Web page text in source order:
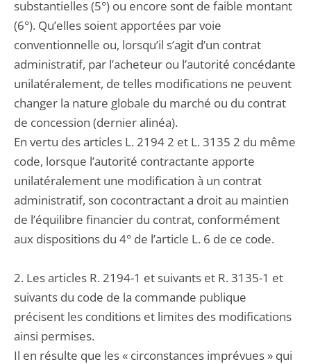
substantielles (5°) ou encore sont de faible montant
(6°). Qu’elles soient apportées par voie
conventionnelle ou, lorsqu’il s’agit d’un contrat
administratif, par l’acheteur ou l’autorité concédante
unilatéralement, de telles modifications ne peuvent
changer la nature globale du marché ou du contrat
de concession (dernier alinéa).
En vertu des articles L. 2194 2 et L. 3135 2 du même
code, lorsque l’autorité contractante apporte
unilatéralement une modification à un contrat
administratif, son cocontractant a droit au maintien
de l’équilibre financier du contrat, conformément
aux dispositions du 4° de l’article L. 6 de ce code.
2. Les articles R. 2194-1 et suivants et R. 3135-1 et
suivants du code de la commande publique
précisent les conditions et limites des modifications
ainsi permises.
Il en résulte que les « circonstances imprévues » qui